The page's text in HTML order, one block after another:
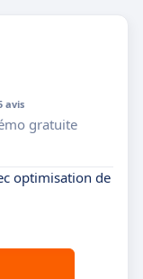
avis
gratuite
optimisation de